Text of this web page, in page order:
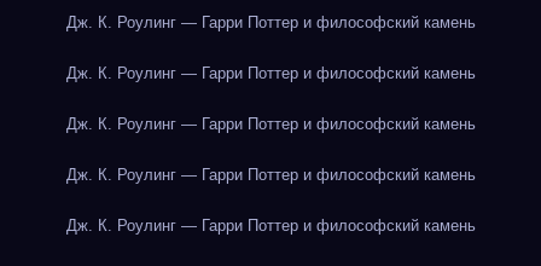
Дж. К. Роулинг — Гарри Поттер и философский камень
Дж. К. Роулинг — Гарри Поттер и философский камень
Дж. К. Роулинг — Гарри Поттер и философский камень
Дж. К. Роулинг — Гарри Поттер и философский камень
Дж. К. Роулинг — Гарри Поттер и философский камень